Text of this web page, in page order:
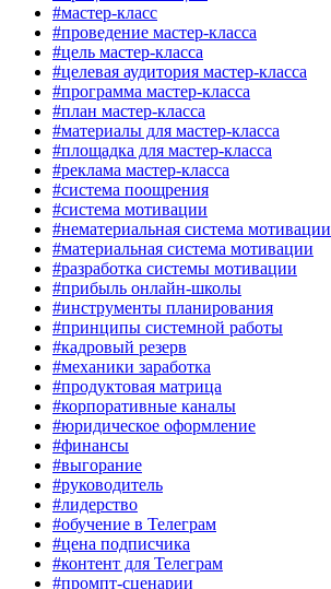
#мастер-класс
#проведение мастер-класса
#цель мастер-класса
#целевая аудитория мастер-класса
#программа мастер-класса
#план мастер-класса
#материалы для мастер-класса
#площадка для мастер-класса
#реклама мастер-класса
#система поощрения
#система мотивации
#нематериальная система мотивации
#материальная система мотивации
#разработка системы мотивации
#прибыль онлайн-школы
#инструменты планирования
#принципы системной работы
#кадровый резерв
#механики заработка
#продуктовая матрица
#корпоративные каналы
#юридическое оформление
#финансы
#выгорание
#руководитель
#лидерство
#обучение в Телеграм
#цена подписчика
#контент для Телеграм
#промпт-сценарии